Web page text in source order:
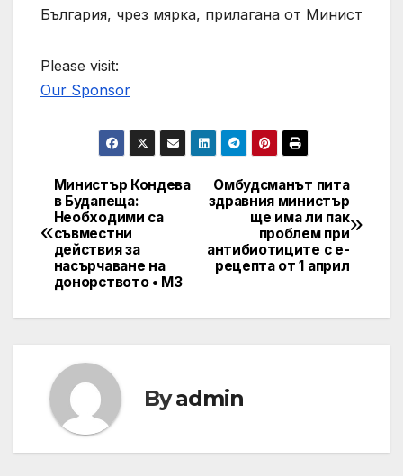
България, чрез мярка, прилагана от Минист
Please visit:
Our Sponsor
Post
navigation
Омбудсманът пита
здравния министър
ще има ли пак
проблем при
антибиотиците с е-
рецепта от 1 април
Министър Кондева
в Будапеща:
Необходими са
съвместни
действия за
насърчаване на
донорството • МЗ
Byadmin